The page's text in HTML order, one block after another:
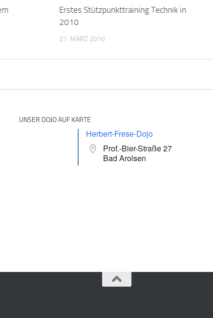
Erstes Stützpunkttraining Technik in
2010
27. MÄRZ 2010
UNSER DOJO AUF KARTE
Herbert-Frese-Dojo
Prof.-Bier-Straße 27
Bad Arolsen